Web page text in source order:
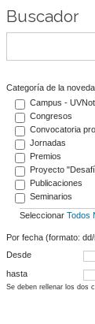
Buscador
Categoría de la
Campus -
Congresos
Convocatoria
Jornadas
Premios
Proyecto
Publicaciones
Seminarios
Seleccionar Todos
Por fecha (formato:
Desde
hasta
Se deben rellenar los dos